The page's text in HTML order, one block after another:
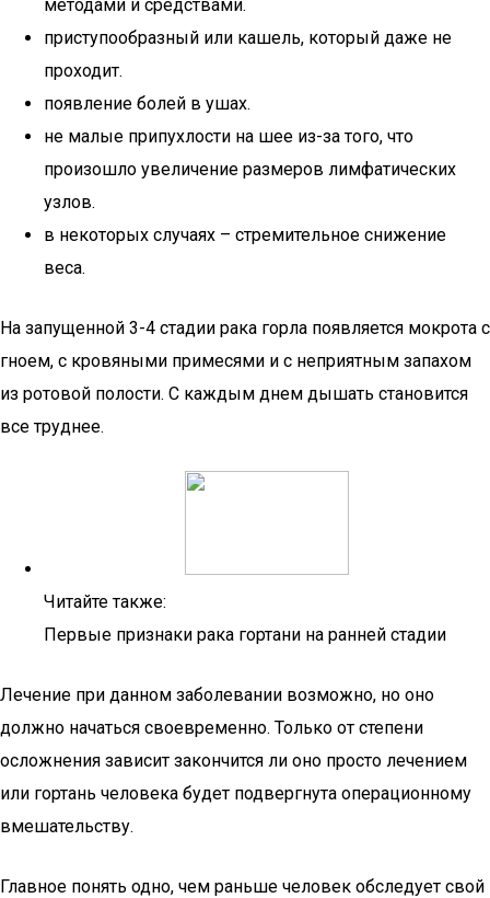
методами и средствами.
приступообразный или кашель, который даже не
проходит.
появление болей в ушах.
не малые припухлости на шее из-за того, что
произошло увеличение размеров лимфатических
узлов.
в некоторых случаях – стремительное снижение
веса.
На запущенной 3-4 стадии рака горла появляется мокрота с
гноем, с кровяными примесями и с неприятным запахом
из ротовой полости. С каждым днем дышать становится
все труднее.
Читайте также:
Первые признаки рака гортани на ранней стадии
Лечение при данном заболевании возможно, но оно
должно начаться своевременно. Только от степени
осложнения зависит закончится ли оно просто лечением
или гортань человека будет подвергнута операционному
вмешательству.
Главное понять одно, чем раньше человек обследует свой